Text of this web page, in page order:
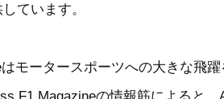
ています。
モータースポーツへの大きな飛躍